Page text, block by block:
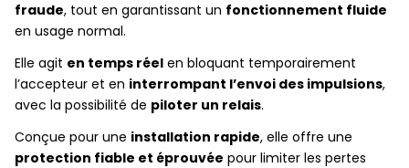
fraude, tout en garantissant un fonctionnement fluide
en usage normal.
Elle agit en temps réel en bloquant temporairement
l’accepteur et en interrompant l’envoi des impulsions,
avec la possibilité de piloter un relais.
Conçue pour une installation rapide, elle offre une
protection fiable et éprouvée pour limiter les pertes